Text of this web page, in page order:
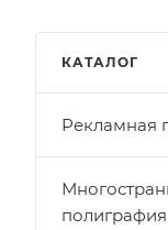
КАТАЛОГ
Рекламная
полиграфия